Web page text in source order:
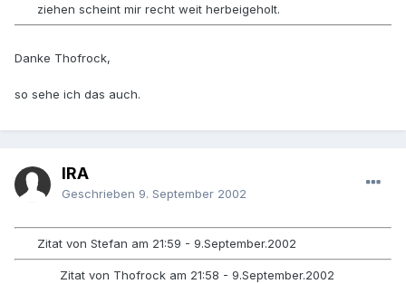
ziehen scheint mir recht weit herbeigeholt.
Danke Thofrock,
so sehe ich das auch.
IRA
Geschrieben 9. September 2002
Zitat von Stefan am 21:59 - 9.September.2002
Zitat von Thofrock am 21:58 - 9.September.2002